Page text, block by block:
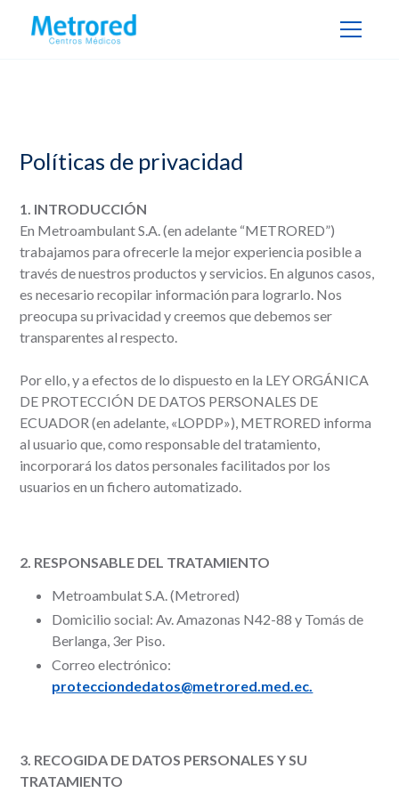
Políticas de privacidad
1. INTRODUCCIÓN
En Metroambulant S.A. (en adelante “METRORED”)
trabajamos para ofrecerle la mejor experiencia posible a
través de nuestros productos y servicios. En algunos casos,
es necesario recopilar información para lograrlo. Nos
preocupa su privacidad y creemos que debemos ser
transparentes al respecto.
Por ello, y a efectos de lo dispuesto en la LEY ORGÁNICA
DE PROTECCIÓN DE DATOS PERSONALES DE
ECUADOR (en adelante, «LOPDP»), METRORED informa
al usuario que, como responsable del tratamiento,
incorporará los datos personales facilitados por los
usuarios en un fichero automatizado.
2. RESPONSABLE DEL TRATAMIENTO
Metroambulat S.A. (Metrored)
Domicilio social: Av. Amazonas N42-88 y Tomás de
Berlanga, 3er Piso.
Correo electrónico:
protecciondedatos@metrored.med.ec.
3. RECOGIDA DE DATOS PERSONALES Y SU
TRATAMIENTO